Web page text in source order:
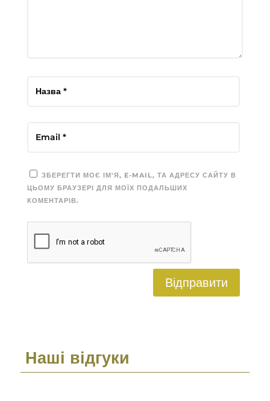
ЗБЕРЕГТИ МОЄ ІМ'Я, E-MAIL, ТА АДРЕСУ САЙТУ В
ЦЬОМУ БРАУЗЕРІ ДЛЯ МОЇХ ПОДАЛЬШИХ
КОМЕНТАРІВ.
Відправити
Наші відгуки